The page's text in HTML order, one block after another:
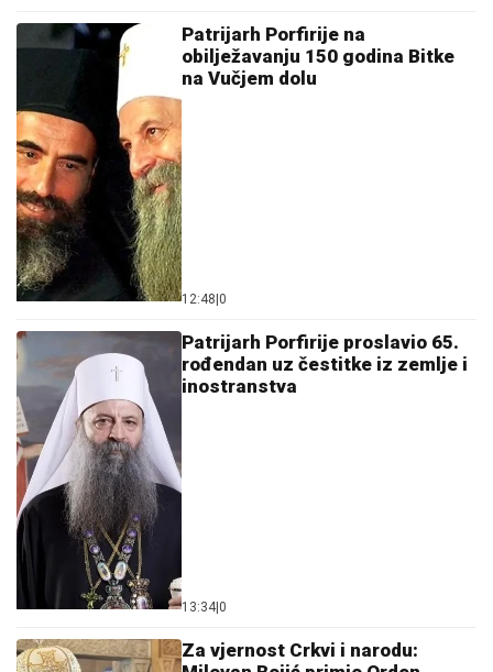
Patrijarh Porfirije na
obilježavanju 150 godina Bitke
na Vučjem dolu
12:48 0
Patrijarh Porfirije proslavio 65.
rođendan uz čestitke iz zemlje i
inostranstva
13:34 0
Za vjernost Crkvi i narodu: